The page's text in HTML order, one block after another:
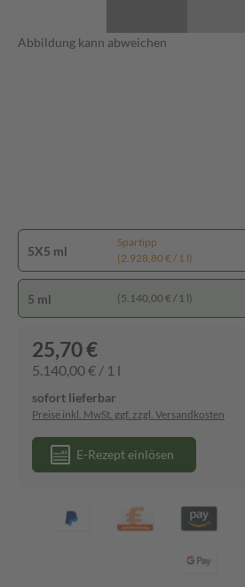
Abbildung kann abweichen
5X5 ml
Spartipp
(2.928,80 € / 1 l)
5 ml (5.140,00 € / 1 l)
25,70 €
5.140,00 € / 1 l
sofort lieferbar
Preise inkl. MwSt. ggf. zzgl. Versandkosten
E-Rezept einlösen